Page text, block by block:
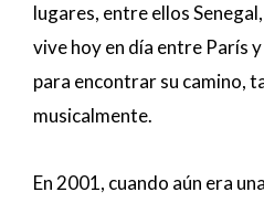
lugares, entre ellos
vive hoy en día entre París
para encontrar su camino,
musicalmente.
En 2001, cuando aún era